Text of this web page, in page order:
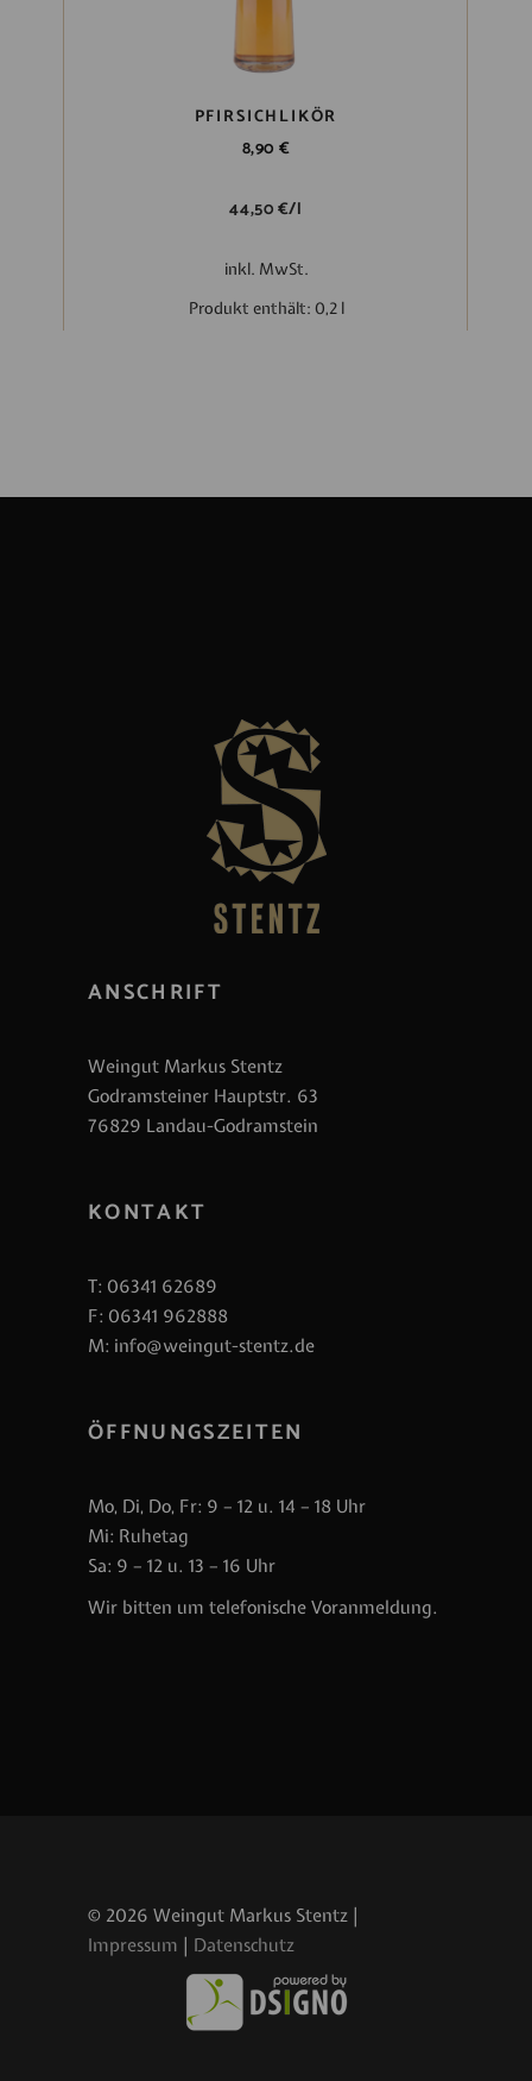
PFIRSICHLIKÖR
8,90 €
44,50€/l
inkl. MwSt.
Produkt enthält: 0,2 l
ANSCHRIFT
Weingut Markus Stentz
Godramsteiner Hauptstr. 63
76829 Landau-Godramstein
KONTAKT
T: 06341 62689
F: 06341 962888
M: info@weingut-stentz.de
ÖFFNUNGSZEITEN
Mo, Di, Do, Fr: 9 – 12 u. 14 – 18 Uhr
Mi: Ruhetag
Sa: 9 – 12 u. 13 – 16 Uhr
Wir bitten um telefonische Voranmeldung.
© 2026 Weingut Markus Stentz |
Impressum
Datenschutz